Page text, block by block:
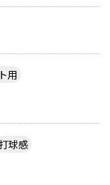
用
球感